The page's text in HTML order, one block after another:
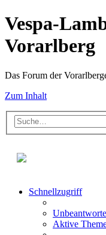
Vespa-
Vorarlberg
Das Forum der
Zum Inhalt
Schnellzugriff
Aktive